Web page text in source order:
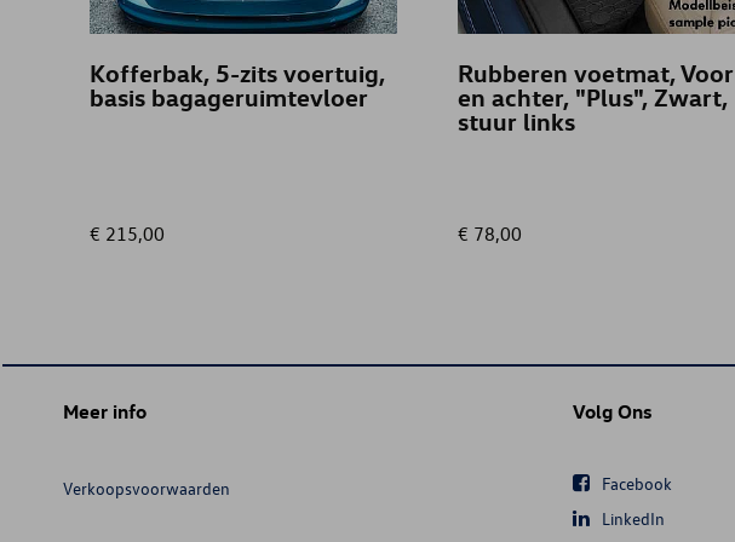
Kofferbak, 5-zits voertuig,
basis bagageruimtevloer
€ 215,00
Rubberen voetmat, Voor
en achter, "Plus", Zwart,
stuur links
€ 78,00
Meer info
Verkoopsvoorwaarden
Volg Ons
Facebook
LinkedIn